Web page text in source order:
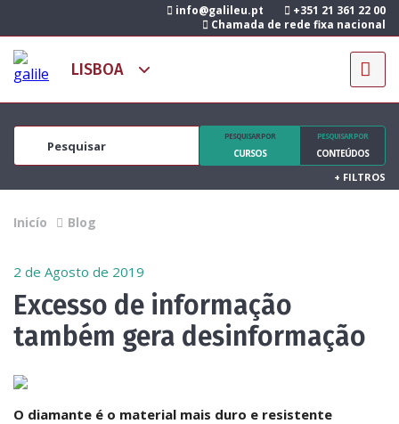
info@galileu.pt
+351 21 361 22 00
Chamada de rede fixa nacional
PESQUISAR POR
CURSOS
PESQUISAR POR
CONTEÚDOS
+ FILTROS
Inicío Blog
2 de Agosto de 2019
Excesso de informação
também gera desinformação
O diamante é o material mais duro e resistente